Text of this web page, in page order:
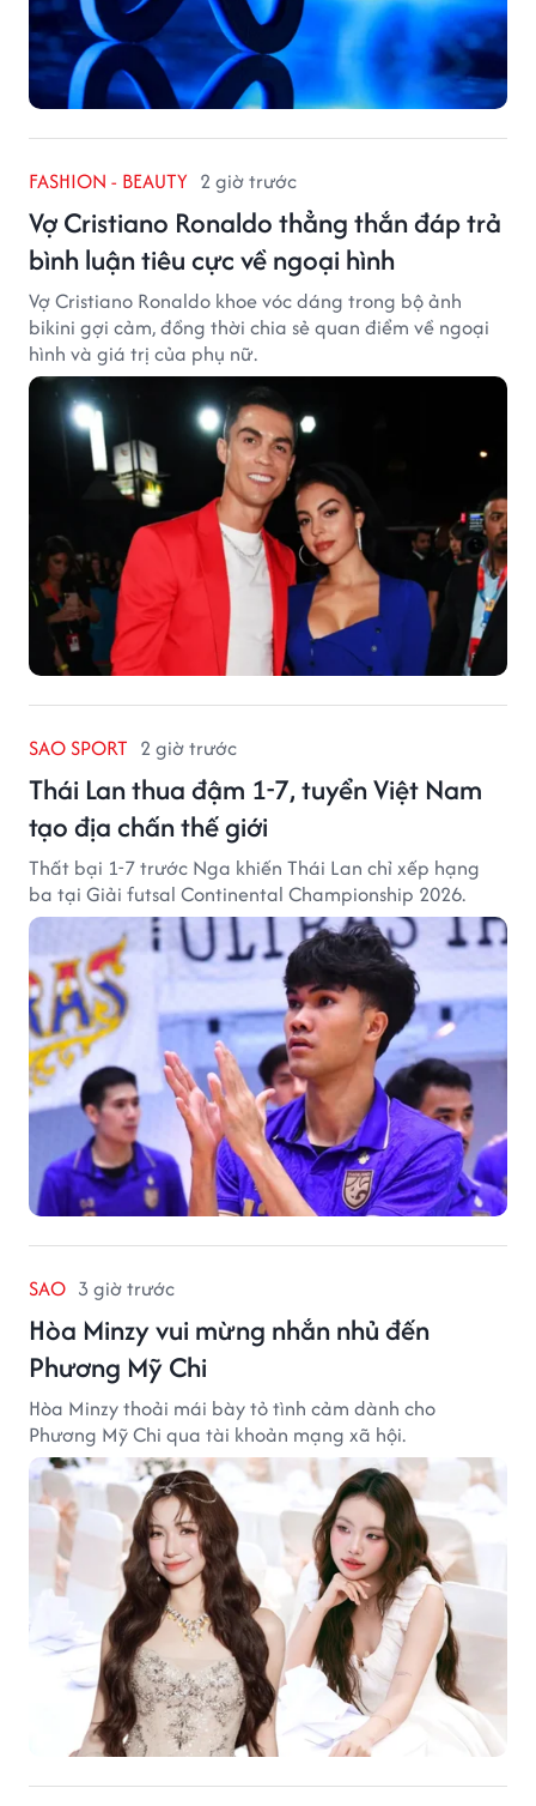
FASHION - BEAUTY 2 giờ trước
Vợ Cristiano Ronaldo thẳng thắn đáp trả
bình luận tiêu cực về ngoại hình
Vợ Cristiano Ronaldo khoe vóc dáng trong bộ ảnh
bikini gợi cảm, đồng thời chia sẻ quan điểm về ngoại
hình và giá trị của phụ nữ.
SAO SPORT 2 giờ trước
Thái Lan thua đậm 1-7, tuyển Việt Nam
tạo địa chấn thế giới
Thất bại 1-7 trước Nga khiến Thái Lan chỉ xếp hạng
ba tại Giải futsal Continental Championship 2026.
SAO 3 giờ trước
Hòa Minzy vui mừng nhắn nhủ đến
Phương Mỹ Chi
Hòa Minzy thoải mái bày tỏ tình cảm dành cho
Phương Mỹ Chi qua tài khoản mạng xã hội.